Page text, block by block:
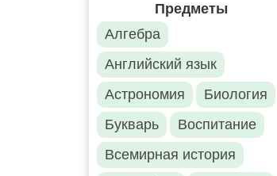
Предметы
Алгебра
Английский язык
Астрономия
Биология
Букварь
Воспитание
Всемирная история